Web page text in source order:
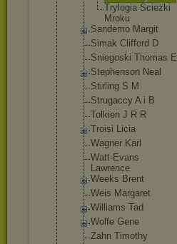
Trylogia Ścieżki
Mroku
Sandemo Margit
Simak Clifford D
Sniegoski Thomas E
Stephenson Neal
Stirling S M
Strugaccy A i B
Tolkien J R R
Troisi Licia
Wagner Karl
Watt-Evans
Lawrence
Weeks Brent
Weis Margaret
Williams Tad
Wolfe Gene
Zahn Timothy